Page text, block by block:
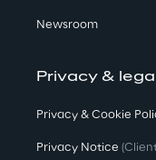
Newsroom
Privacy &
Privacy & Cookie
Privacy Notice